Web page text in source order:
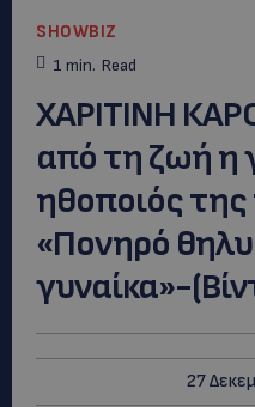
SHOWBIZ
1 min. Read
XΑΡΙΤΙΝΗ
από τη ζωή η
ηθοποιός της
«Πονηρό
γυναίκα»-
27